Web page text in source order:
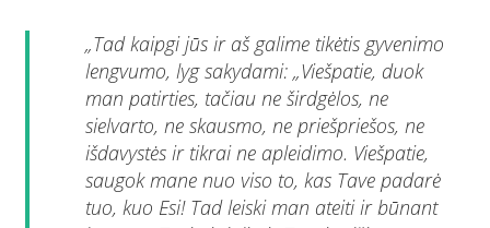
„Tad kaipgi jūs ir aš galime tikėtis gyvenimo
lengvumo, lyg sakydami: „Viešpatie, duok
man patirties, tačiau ne širdgėlos, ne
sielvarto, ne skausmo, ne priešpriešos, ne
išdavystės ir tikrai ne apleidimo. Viešpatie,
saugok mane nuo viso to, kas Tave padarė
tuo, kuo Esi! Tad leiski man ateiti ir būnant